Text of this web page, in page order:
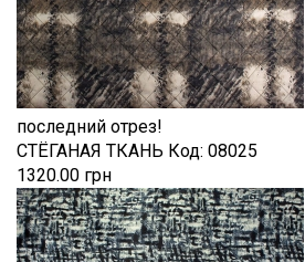
последний отрез!
СТЁГАНАЯ ТКАНЬ Код: 08025
1320.00 грн